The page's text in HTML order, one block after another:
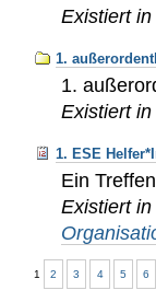
Existiert in
1.
1.
Existiert in
1. ESE
Ein
Existiert in
1 2 3 4 5 6